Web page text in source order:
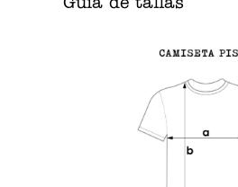
Guía de tallas